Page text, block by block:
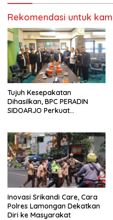
Rekomendasi untuk
Tujuh Kesepakatan
Dihasilkan, BPC PERADIN
SIDOARJO Perkuat
Inovasi Srikandi Care, Cara
Polres Lamongan Dekatkan
Diri ke Masyarakat